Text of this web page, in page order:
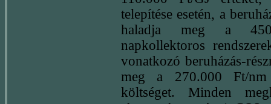
telepítése esetén, a
haladja meg a
napkollektoros
vonatkozó beruházás-
meg a 270.000 Ft/nm
költséget. Minden